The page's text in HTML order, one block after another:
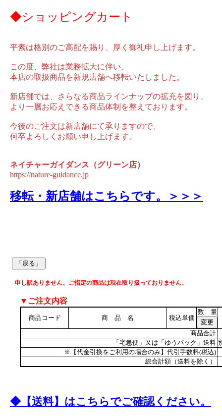
◆ショッピングカート
平素は格別のご高配を賜り、厚く御礼申し上げます。
この度、弊社は業務拡大に伴い、
本店の取扱商品を新規店舗へ移転いたしました。
新店舗では、さらなる商品ラインナップの拡充を図り、
より一層お応えできる商品体制を整えております。
今後のご注文は新店舗にて承りますので、
何卒よろしくお願い申し上げます。
ネイチャーガイダンス（グリーン店）
https://nature-guidance.jp
移転・新店舗はこちらです。＞＞＞
申し訳ありません。ご指定の商品は現在取り扱っておりません。
▼ご注文内容
商品コード 商 品 名 税込単価
数 量
商品合計
「宅急便」又は「ゆうパック」送料
※【代金引換をご利用の場合のみ】代引手数料(税込)
総合計額（送料を除く）
◆【送料】はこちらでご確認ください。